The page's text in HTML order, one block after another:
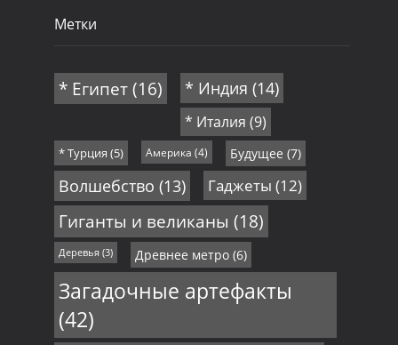
Метки
* Египет(16) * Индия (14)
* Италия (9)
* Турция (5) Америка (4) Будущее (7)
Волшебство (13) Гаджеты (12)
Гиганты и великаны (18)
Деревья(3) Древнее метро(6)
Загадочные артефакты
(42)